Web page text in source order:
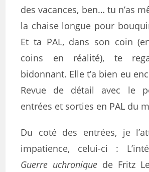
des vacances, ben… tu n’as
la chaise longue pour
Et ta PAL, dans son coin
coins en réalité), te
bidonnant. Elle t’a bien eu
Revue de détail avec le
entrées et sorties en PAL du
Du coté des entrées, je
impatience, celui-ci :
Guerre uchronique de Fritz